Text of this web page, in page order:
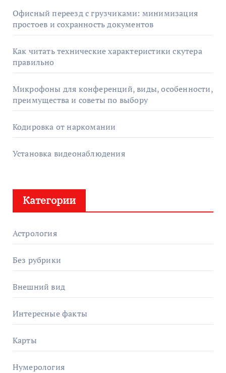
Офисный переезд с грузчиками: минимизация
простоев и сохранность документов
Как читать технические характеристики скутера
правильно
Микрофоны для конференций, виды, особенности,
преимущества и советы по выбору
Кодировка от наркомании
Установка видеонаблюдения
Категории
Астрология
Без рубрики
Внешний вид
Интересные факты
Карты
Нумерология